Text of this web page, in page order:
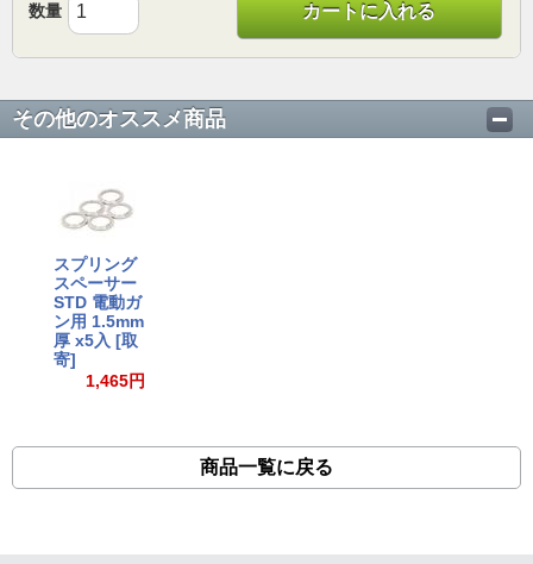
数量 カートに入れる
その他のオススメ商品
スプリング
スペーサー
STD 電動ガ
ン用 1.5mm
厚 x5入 [取
寄]
1,465円
商品一覧に戻る